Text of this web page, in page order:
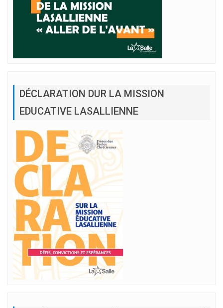
DÉCLARATION DUR LA MISSION
EDUCATIVE LASALLIENNE